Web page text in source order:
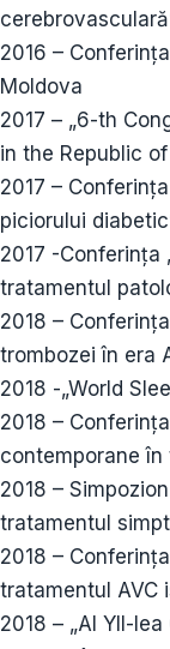
2016 –
Moldova
2017 – „6-th
in the Republic
2017 –
piciorului
2017 -
tratamentul
2018 –
trombozei în era
2018 -„World
2018 –
contemporane
2018 –
tratamentul
2018 –
tratamentul AVC
2018 – „Al YII-